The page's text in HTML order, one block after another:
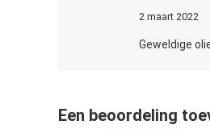
2 maart 2022
Geweldige
Een beoordeling